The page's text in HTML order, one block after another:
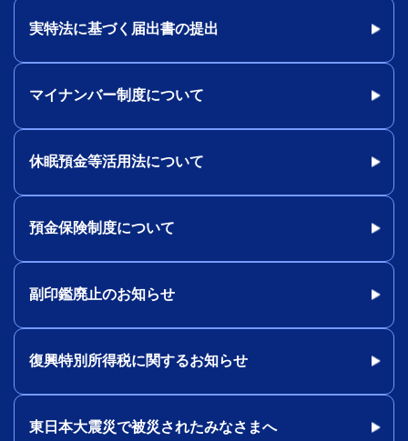
実特法に基づく届出書の提出
マイナンバー制度について
休眠預金等活用法について
預金保険制度について
副印鑑廃止のお知らせ
復興特別所得税に関するお知らせ
東日本大震災で被災されたみなさまへ